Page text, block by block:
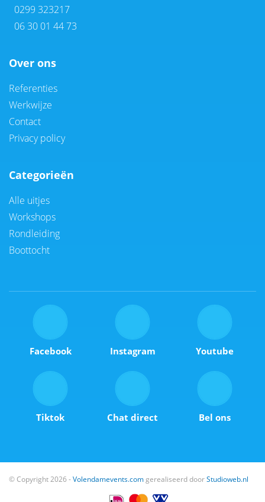
0299 323217
06 30 01 44 73
Over ons
Referenties
Werkwijze
Contact
Privacy policy
Categorieën
Alle uitjes
Workshops
Rondleiding
Boottocht
Facebook Instagram Youtube
Tiktok Chat direct Bel ons
© Copyright 2026 -Volendamevents.com gerealiseerd doorStudioweb.nl